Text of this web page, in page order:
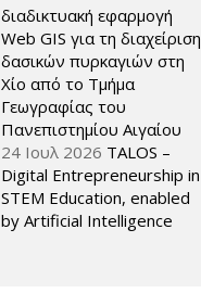
διαδικτυακή εφαρμογή
Web GIS για τη διαχείριση
δασικών πυρκαγιών στη
Χίο από το Τμήμα
Γεωγραφίας του
Πανεπιστημίου Αιγαίου
24 Ιουλ 2026 TALOS –
Digital Entrepreneurship in
STEM Education, enabled
by Artificial Intelligence